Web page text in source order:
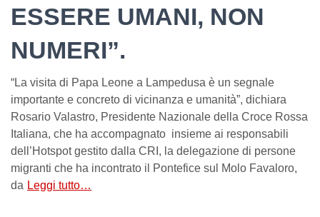
ESSERE UMANI, NON
NUMERI”.
“La visita di Papa Leone a Lampedusa è un segnale
importante e concreto di vicinanza e umanità”, dichiara
Rosario Valastro, Presidente Nazionale della Croce Rossa
Italiana, che ha accompagnato insieme ai responsabili
dell’Hotspot gestito dalla CRI, la delegazione di persone
migranti che ha incontrato il Pontefice sul Molo Favaloro,
da Leggi tutto…